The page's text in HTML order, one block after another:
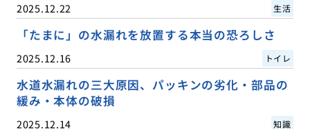
2025.12.22 生活
「たまに」の水漏れを放置する本当の恐ろしさ
2025.12.16 トイレ
水道水漏れの三大原因、パッキンの劣化・部品の
緩み・本体の破損
2025.12.14 知識